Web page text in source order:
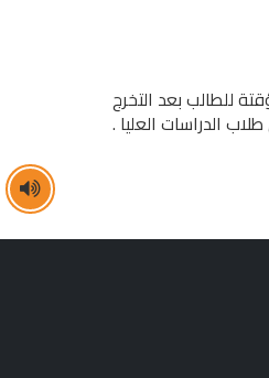
للطالب بعد التخرج
الدراسات العليا .